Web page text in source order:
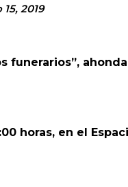
2019
horas, en el